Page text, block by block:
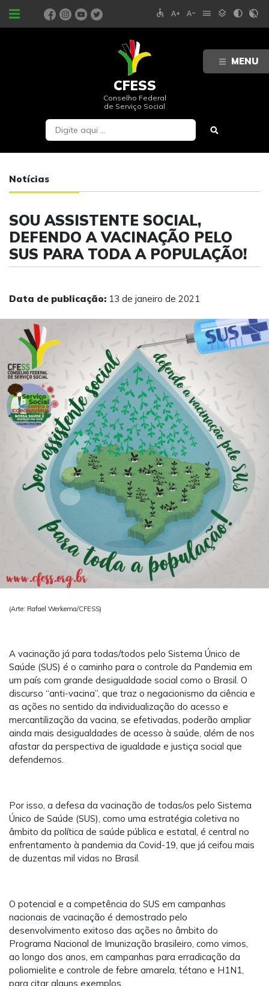
MENU
PORTAIS accessible text_increase text_decrease menu layers contrast contrast_rtl_off
CFESS
Conselho Federal
de Serviço Social
Notícias
SOU ASSISTENTE SOCIAL,
DEFENDO A VACINAÇÃO PELO
SUS PARA TODA A POPULAÇÃO!
Data de publicação: 13 de janeiro de 2021
(Arte: Rafael Werkema/CFESS)
A vacinação já para todas/todos pelo Sistema Único de
Saúde (SUS) é o caminho para o controle da Pandemia em
um país com grande desigualdade social como o Brasil. O
discurso “anti-vacina”, que traz o negacionismo da ciência e
as ações no sentido da individualização do acesso e
mercantilização da vacina, se efetivadas, poderão ampliar
ainda mais desigualdades de acesso à saúde, além de nos
afastar da perspectiva de igualdade e justiça social que
defendemos.
Por isso, a defesa da vacinação de todas/os pelo Sistema
Único de Saúde (SUS), como uma estratégia coletiva no
âmbito da política de saúde pública e estatal, é central no
enfrentamento à pandemia da Covid-19, que já ceifou mais
de duzentas mil vidas no Brasil.
O potencial e a competência do SUS em campanhas
nacionais de vacinação é demostrado pelo
desenvolvimento exitoso das ações no âmbito do
Programa Nacional de Imunização brasileiro, como vimos,
ao longo dos anos, em campanhas para erradicação da
poliomielite e controle de febre amarela, tétano e H1N1,
para citar alguns exemplos.